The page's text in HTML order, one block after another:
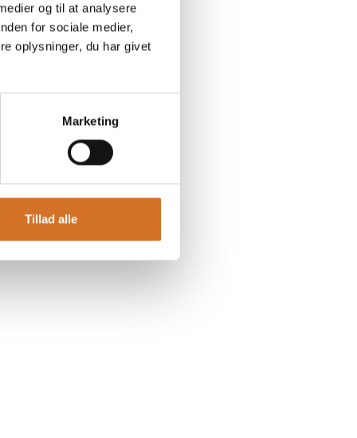
og til at analysere
for sociale medier,
oplysninger, du har givet
Marketing
Tillad alle